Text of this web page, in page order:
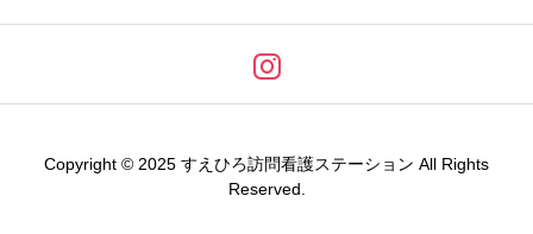
Copyright © 2025 すえひろ訪問看護ステーション All Rights
Reserved.